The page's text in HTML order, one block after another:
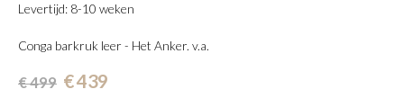
afbeeldingen-
Levertijd: 8-10 weken
Conga barkruk leer - Het Anker. v.a.
€ 499 € 439